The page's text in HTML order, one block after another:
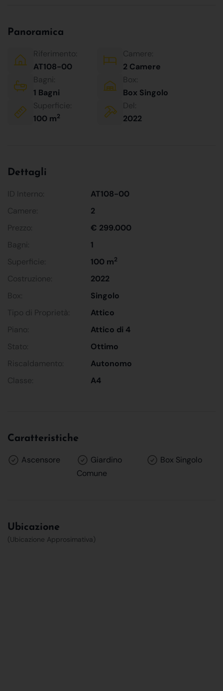
Panoramica
Riferimento:
AT108-00
Camere:
2 Camere
Bagni:
1 Bagni
Box:
Box Singolo
Superficie:
100 m2
Del:
2022
Dettagli
ID Interno:
AT108-00
Camere:
2
Prezzo:
€ 299.000
Bagni:
1
Superficie:
100 m2
Costruzione:
2022
Box:
Singolo
Tipo di Proprietà:
Attico
Piano:
Attico di 4
Stato:
Ottimo
Riscaldamento:
Autonomo
Classe:
A4
Caratteristiche
Ascensore
Giardino
Comune
Box Singolo
Ubicazione
(Ubicazione Approsimativa)